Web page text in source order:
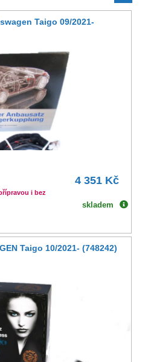
Taigo 09/2021-
4 351 Kč
i bez
skladem
Taigo 10/2021- (748242)